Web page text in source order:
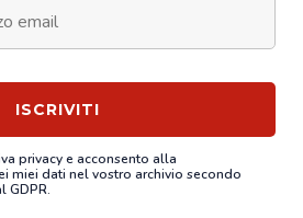
privacye acconsento alla
miei dati nel vostro archivio secondo
GDPR.